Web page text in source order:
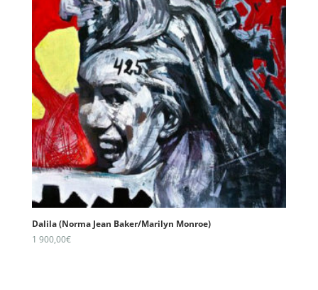
Dalila (Norma Jean Baker/Marilyn Monroe)
1 900,00€